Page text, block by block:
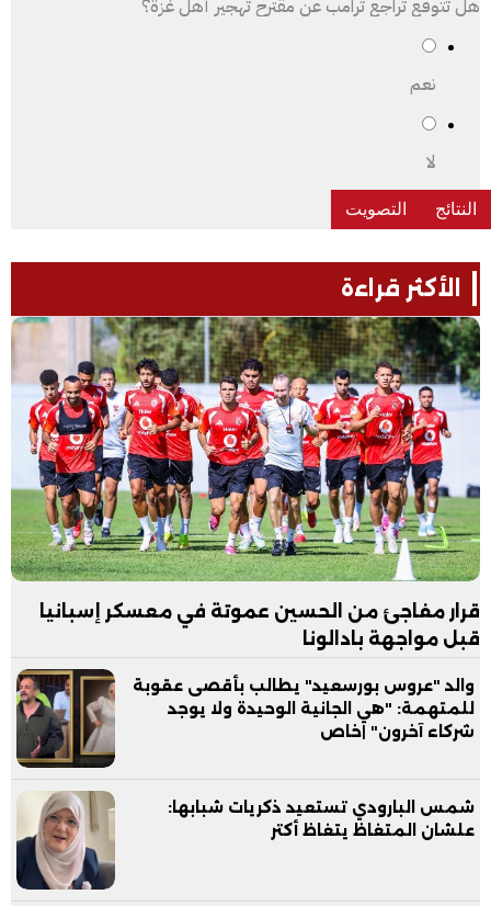
هل تتوقع تراجع ترامب عن مقترح تهجير أهل غزة؟
نعم
لا
الأكثر قراءة
قرار مفاجئ من الحسين عموتة في معسكر إسبانيا
قبل مواجهة بادالونا
والد "عروس بورسعيد" يطالب بأقصى عقوبة
للمتهمة: "هي الجانية الوحيدة ولا يوجد
شركاء آخرون" |خاص
شمس البارودي تستعيد ذكريات شبابها:
علشان المتغاظ يتغاظ أكتر